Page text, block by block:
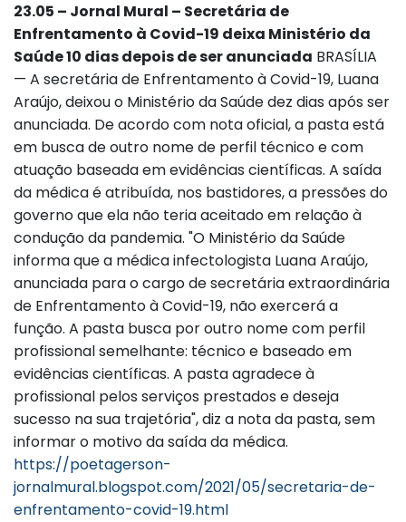
23.05 – Jornal Mural – Secretária de
Enfrentamento à Covid-19 deixa Ministério da
Saúde 10 dias depois de ser anunciada BRASÍLIA
— A secretária de Enfrentamento à Covid-19, Luana
Araújo, deixou o Ministério da Saúde dez dias após ser
anunciada. De acordo com nota oficial, a pasta está
em busca de outro nome de perfil técnico e com
atuação baseada em evidências científicas. A saída
da médica é atribuída, nos bastidores, a pressões do
governo que ela não teria aceitado em relação à
condução da pandemia. "O Ministério da Saúde
informa que a médica infectologista Luana Araújo,
anunciada para o cargo de secretária extraordinária
de Enfrentamento à Covid-19, não exercerá a
função. A pasta busca por outro nome com perfil
profissional semelhante: técnico e baseado em
evidências científicas. A pasta agradece à
profissional pelos serviços prestados e deseja
sucesso na sua trajetória", diz a nota da pasta, sem
informar o motivo da saída da médica.
https://poetagerson-
jornalmural.blogspot.com/2021/05/secretaria-de-
enfrentamento-covid-19.html